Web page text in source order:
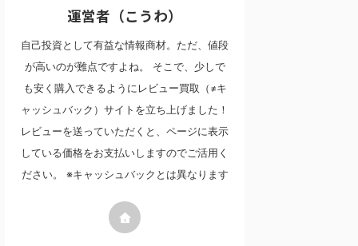
運営者（こうわ）
自己投資として有益な情報商材。ただ、値段
が高いのが難点ですよね。 そこで、少しで
も安く購入できるようにレビュー買取（≠キ
ャッシュバック）サイトを立ち上げました！
レビューを送っていただくと、ページに表示
している価格をお支払いしますのでご活用く
ださい。 ※キャッシュバックとは異なります